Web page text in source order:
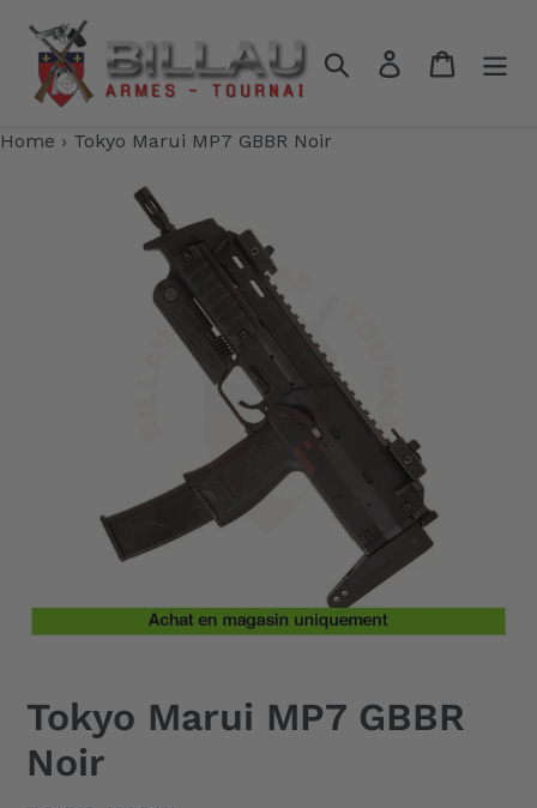
contenu
RechercherSe connecter
Panier
Home › Tokyo Marui MP7 GBBR Noir
Tokyo Marui MP7 GBBR
Noir